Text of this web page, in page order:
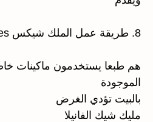
8. طريقة عمل الملك شيكس Milkshakes
هم طبعا يستخدمون ماكينات
الموجودة
بالبيت تؤدي الغرض
مليك شيك الفانيلا